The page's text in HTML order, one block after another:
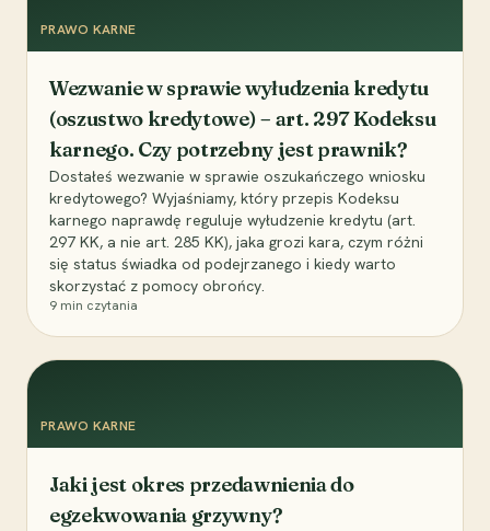
PRAWO KARNE
Wezwanie w sprawie wyłudzenia kredytu
(oszustwo kredytowe) – art. 297 Kodeksu
karnego. Czy potrzebny jest prawnik?
Dostałeś wezwanie w sprawie oszukańczego wniosku
kredytowego? Wyjaśniamy, który przepis Kodeksu
karnego naprawdę reguluje wyłudzenie kredytu (art.
297 KK, a nie art. 285 KK), jaka grozi kara, czym różni
się status świadka od podejrzanego i kiedy warto
skorzystać z pomocy obrońcy.
9 min czytania
PRAWO KARNE
Jaki jest okres przedawnienia do
egzekwowania grzywny?